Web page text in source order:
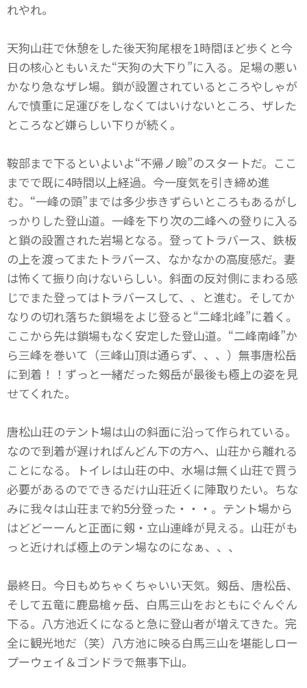
れやれ。
天狗山荘で休憩をした後天狗尾根を1時間ほど歩くと今
日の核心ともいえた“天狗の大下り”に入る。足場の悪い
かなり急なザレ場。鎖が設置されているところやしゃが
んで慎重に足運びをしなくてはいけないところ、ザレた
ところなど嫌らしい下りが続く。
鞍部まで下るといよいよ“不帰ノ瞼”のスタートだ。ここ
までで既に4時間以上経過。今一度気を引き締め進
む。“一峰の頭”までは多少歩きずらいところもあるがし
っかりした登山道。一峰を下り次の二峰への登りに入る
と鎖の設置された岩場となる。登ってトラバース、鉄板
の上を渡ってまたトラバース、なかなかの高度感だ。妻
は怖くて振り向けないらしい。斜面の反対側にまわる感
じでまた登ってはトラバースして、、と進む。そしてか
なりの切れ落ちた鎖場をよじ登ると“二峰北峰”に着く。
ここから先は鎖場もなく安定した登山道。“二峰南峰”か
ら三峰を巻いて（三峰山頂は通らず、、、）無事唐松岳
に到着！！ずっと一緒だった剱岳が最後も極上の姿を見
せてくれた。
唐松山荘のテント場は山の斜面に沿って作られている。
なので到着が遅ければんどん下の方へ、山荘から離れる
ことになる。トイレは山荘の中、水場は無く山荘で買う
必要があるのでできるだけ山荘近くに陣取りたい。ちな
みに我々は山荘まで約5分登った・・・。テント場から
はどどーーんと正面に剱・立山連峰が見える。山荘がも
っと近ければ極上のテン場なのになぁ、、、
最終日。今日もめちゃくちゃいい天気。剱岳、唐松岳、
そして五竜に鹿島槍ヶ岳、白馬三山をおともにぐんぐん
下る。八方池近くになると急に登山者が増えてきた。完
全に観光地だ（笑）八方池に映る白馬三山を堪能しロー
プーウェイ＆ゴンドラで無事下山。